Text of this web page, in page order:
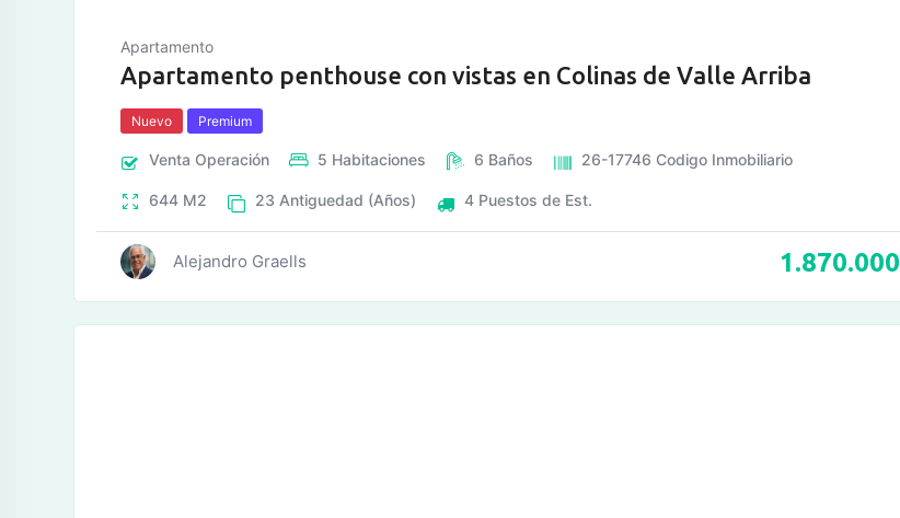
Apartamento
Apartamento penthouse con vistas en Colinas de Valle Arriba
Nuevo Premium
Venta Operación 5 Habitaciones 6 Baños 26-17746 Codigo Inmobiliario
644 M2 23 Antiguedad (Años) 4 Puestos de Est.
Alejandro Graells 1.870.000